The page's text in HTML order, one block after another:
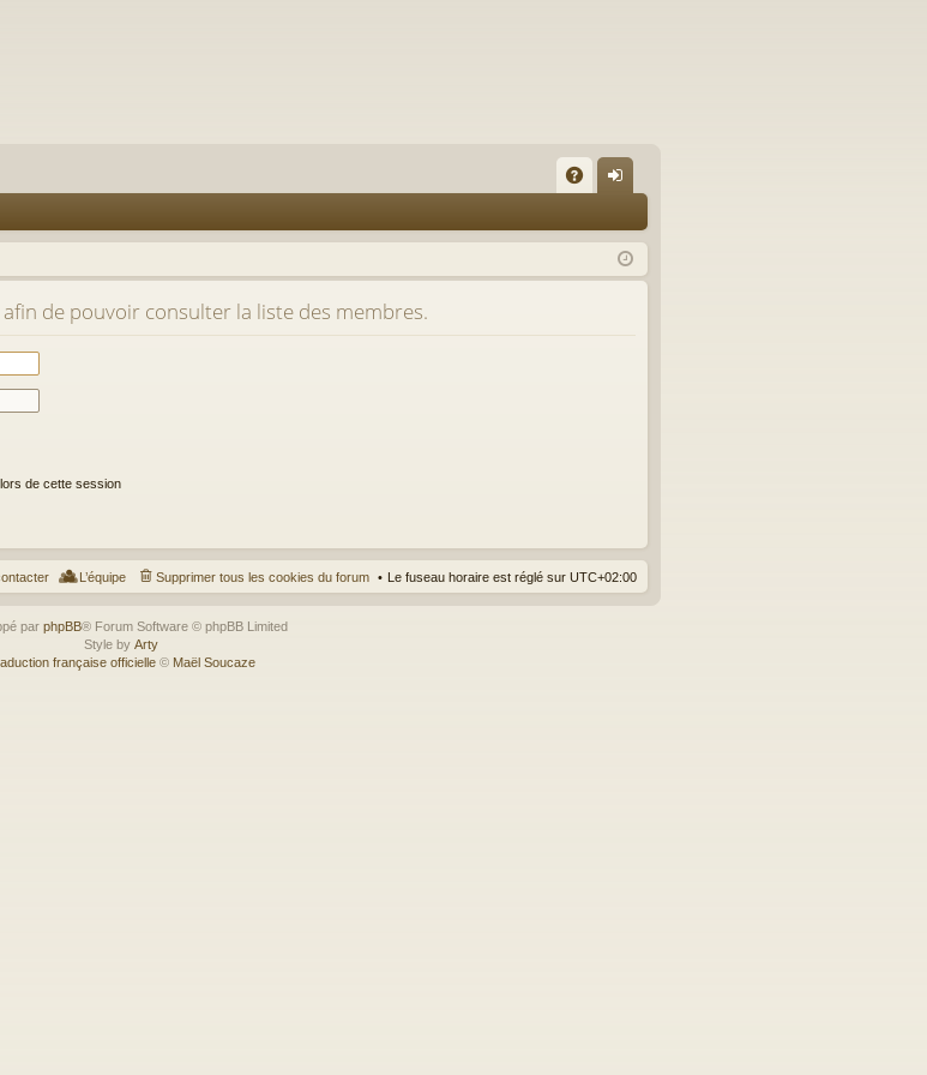
Q ne
xi
de pouvoir consulter la liste des membres.
de cette session
Le fuseau horaire est réglé sur UTC+02:00
Supprimer tous les cookies du forum
L’équipe
par phpBB® Forum Software © phpBB Limited
Style by Arty
française officielle © Maël Soucaze